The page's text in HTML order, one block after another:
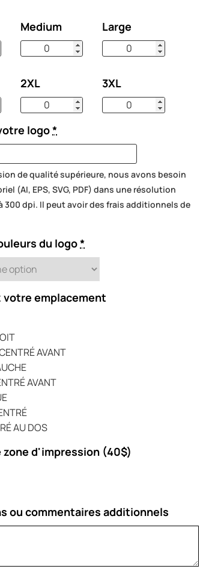
Medium Large
2XL 3XL
logo*
de qualité supérieure, nous avons besoin
(AI, EPS, SVG, PDF) dans une résolution
300 dpi. Il peut avoir des frais additionnels de
du logo*
emplacement
AVANT
AVANT
AU DOS
zone d'impression (40$)
ou commentaires additionnels